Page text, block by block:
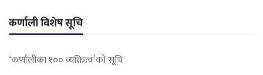
कर्णाली विशेष सूचि
‘कर्णालीका १०० व्यक्तित्व’को सूचि